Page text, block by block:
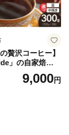
贅沢コーヒー】
」の自家焙煎珈
琲飲み比べセッ
9,000円